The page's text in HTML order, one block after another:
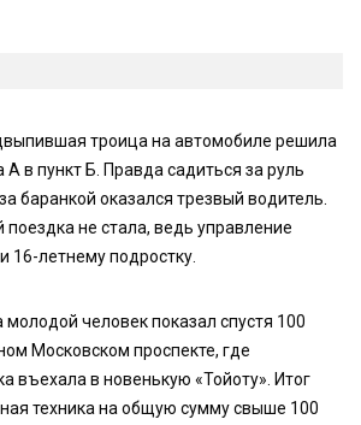
троица на автомобиле решила
А в пункт Б. Правда садиться за руль
баранкой оказался трезвый водитель.
поездка не стала, ведь управление
16-летнему подростку.
молодой человек показал спустя 100
Московском проспекте, где
въехала в новенькую «Тойоту». Итог
техника на общую сумму свыше 100